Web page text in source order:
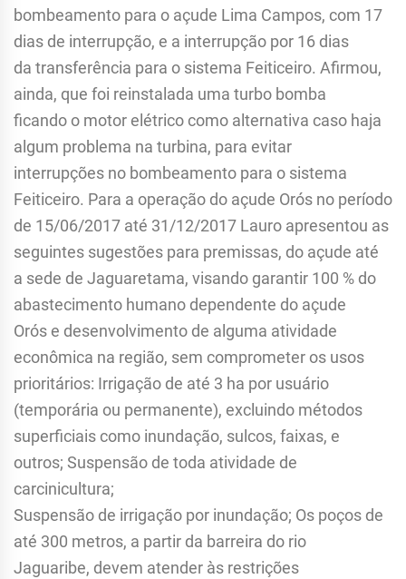
bombeamento para o açude Lima Campos, com 17
dias de interrupção, e a interrupção por 16 dias
da transferência para o sistema Feiticeiro. Afirmou,
ainda, que foi reinstalada uma turbo bomba
ficando o motor elétrico como alternativa caso haja
algum problema na turbina, para evitar
interrupções no bombeamento para o sistema
Feiticeiro. Para a operação do açude Orós no período
de 15/06/2017 até 31/12/2017 Lauro apresentou as
seguintes sugestões para premissas, do açude até
a sede de Jaguaretama, visando garantir 100 % do
abastecimento humano dependente do açude
Orós e desenvolvimento de alguma atividade
econômica na região, sem comprometer os usos
prioritários: Irrigação de até 3 ha por usuário
(temporária ou permanente), excluindo métodos
superficiais como inundação, sulcos, faixas, e
outros; Suspensão de toda atividade de
carcinicultura;
Suspensão de irrigação por inundação; Os poços de
até 300 metros, a partir da barreira do rio
Jaguaribe, devem atender às restrições